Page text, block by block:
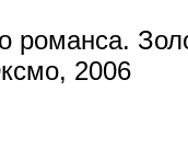
романса.
2006